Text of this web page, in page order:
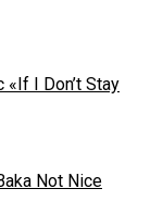
I Don’t Stay
Not Nice